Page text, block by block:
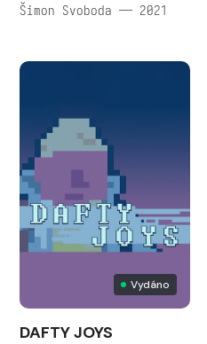
Šimon Svoboda — 2021
Vydáno
DAFTY JOYS